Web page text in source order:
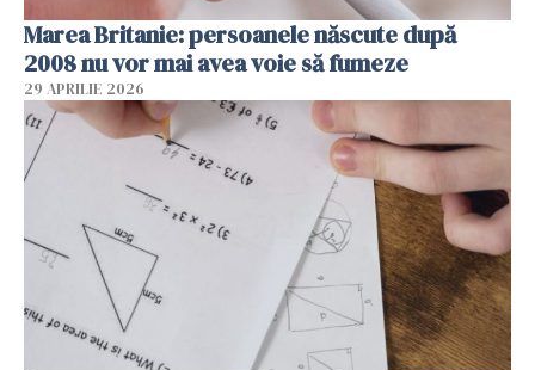
Marea Britanie: persoanele născute după
2008 nu vor mai avea voie să fumeze
29 APRILIE 2026